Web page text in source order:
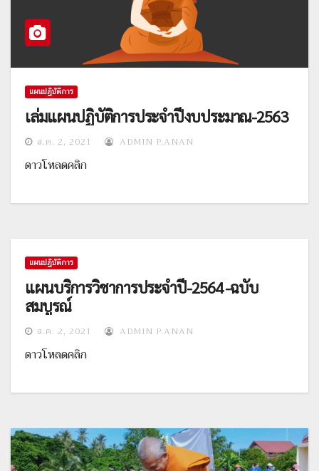
แผนปฎิบัติการ
เล่มแผนปฏิบัติการประจำปีงบประมาณ-2563
ส.ค. 2, 2021 ADMIN P.ANAN
ดาวโหลดคลิก
แผนปฎิบัติการ
แผนบริการวิชาการประจำปี-2564 -ฉบับ
สมบูรณ์
ส.ค. 2, 2021 ADMIN P.ANAN
ดาวโหลดคลิก